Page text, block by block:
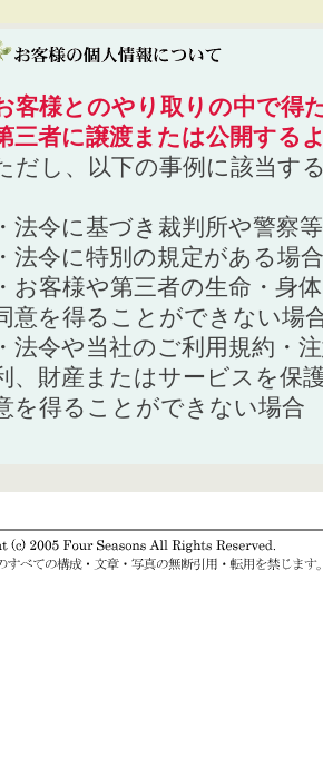
客様とのやり取りの中で得
三者に譲渡または公開する
だし、以下の事例に該当す
・法令に基づき裁判所や警察
・法令に特別の規定がある場合
・お客様や第三者の生命・身
意を得ることができない場
・法令や当社のご利用規約・
、財産またはサービスを保
を得ることができない場合